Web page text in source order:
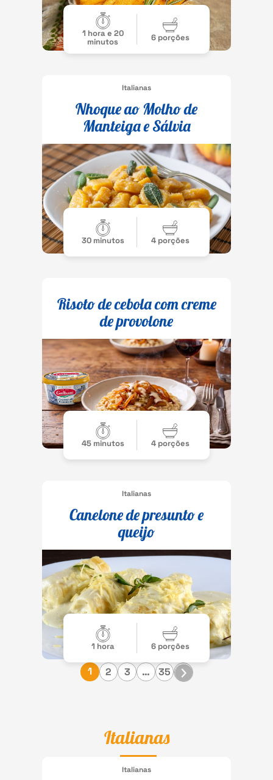
1 hora e 20
minutos
6 porções
Italianas
Nhoque ao Molho de
Manteiga e Sálvia
30 minutos 4 porções
Risoto de cebola com creme
de provolone
45 minutos 4 porções
Italianas
Canelone de presunto e
queijo
1 hora 6 porções
1 2 3 … 35
Italianas
Italianas